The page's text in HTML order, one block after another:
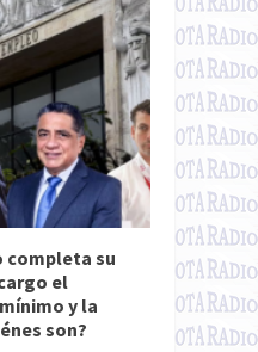
completa su
el
y la
son?